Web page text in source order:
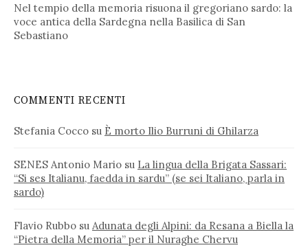
Nel tempio della memoria risuona il gregoriano sardo: la
voce antica della Sardegna nella Basilica di San
Sebastiano
COMMENTI RECENTI
Stefania Cocco su È morto Ilio Burruni di Ghilarza
SENES Antonio Mario su La lingua della Brigata Sassari:
“Si ses Italianu, faedda in sardu” (se sei Italiano, parla in
sardo)
Flavio Rubbo su Adunata degli Alpini: da Resana a Biella la
“Pietra della Memoria” per il Nuraghe Chervu